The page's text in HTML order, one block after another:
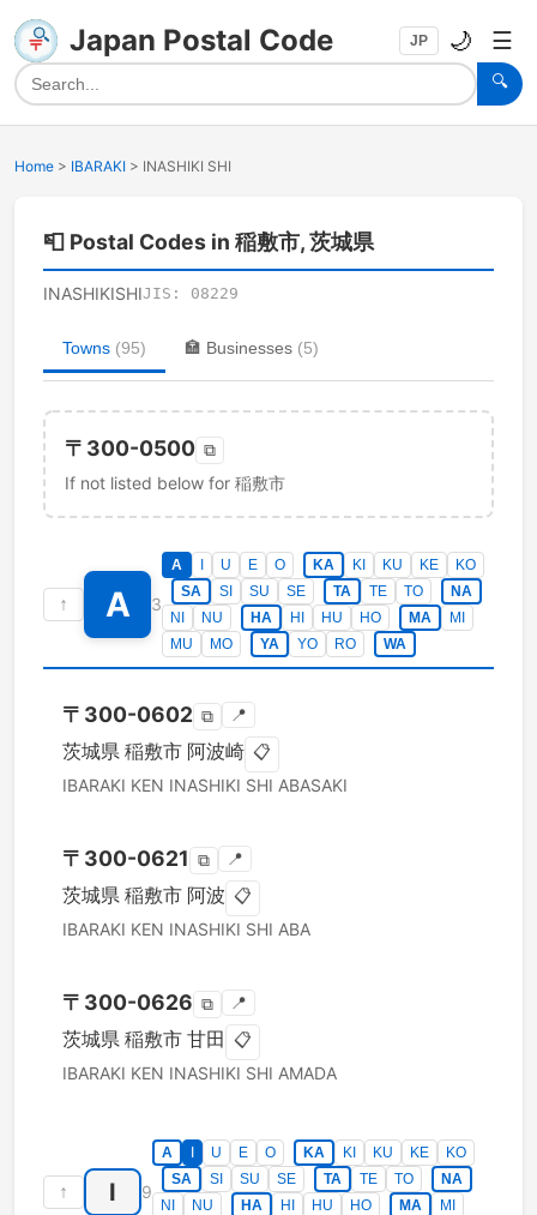
Japan Postal Code
🔍
JP 🌙 ☰
Home > IBARAKI > INASHIKI SHI
📮 Postal Codes in 稲敷市, 茨城県
INASHIKISHIJIS: 08229
Towns (95) 🏣 Businesses (5)
〒 300-0500 ⧉
If not listed below for 稲敷市
↑ A 3
A U E O KA KI KU KE
KO
SA
SI SU SE TA TE TO
NA
NI
NU HA HI HU HO MA
MI
MU
MO YA YO RO WA
〒 300-0602 ⧉ 📍
茨城県 稲敷市 阿波崎 📋
IBARAKI KEN INASHIKI SHI ABASAKI
〒 300-0621 ⧉ 📍
茨城県 稲敷市 阿波 📋
IBARAKI KEN INASHIKI SHI ABA
〒 300-0626 ⧉ 📍
茨城県 稲敷市 甘田 📋
IBARAKI KEN INASHIKI SHI AMADA
↑ I 9
A U E O KA KI KU KE
KO
SA
SI SU SE TA TE TO
NA
NI
NU HA HI HU HO MA
MI